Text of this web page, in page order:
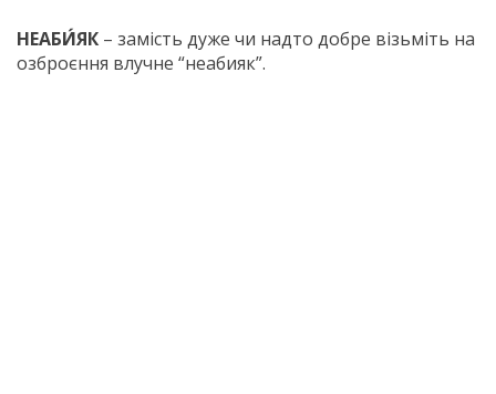
НЕАБИ́ЯК – замість дуже чи надто добре візьміть на
озброєння влучне “неабияк”.